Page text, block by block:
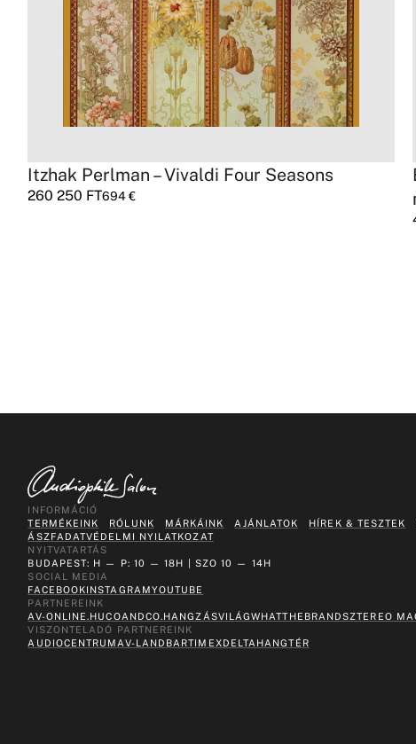
Itzhak Perlman – Vivaldi Four Seasons
260 250 FT694€
INFORMÁCIÓ
TERMÉKEINK
RÓLUNK MÁRKÁINK AJÁNLATOK HÍREK & TESZTEK
ÁSZFADATVÉDELMI NYILATKOZAT
NYITVATARTÁS
BUDAPEST: H — P: 10 — 18H | SZO 10 — 14H
SOCIAL MEDIA
FACEBOOKINSTAGRAMYOUTUBE
PARTNEREINK
AV-ONLINE.HUCOANDCO.HANGZÁSVILÁGWHATTHEBRANDSZTEREO
VISZONTELADÓ PARTNEREINK
AUDIOCENTRUMAV-LAND BARTIMEXDELTA HANGTÉR